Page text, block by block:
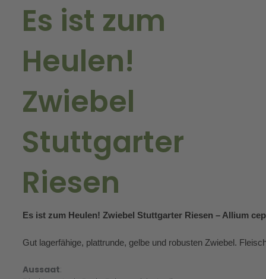
Es ist zum
Heulen!
Zwiebel
Stuttgarter
Riesen
Es ist zum Heulen! Zwiebel Stuttgarter Riesen – Allium
Gut lagerfähige, plattrunde, gelbe und robusten Zwiebel.
Aussaat: